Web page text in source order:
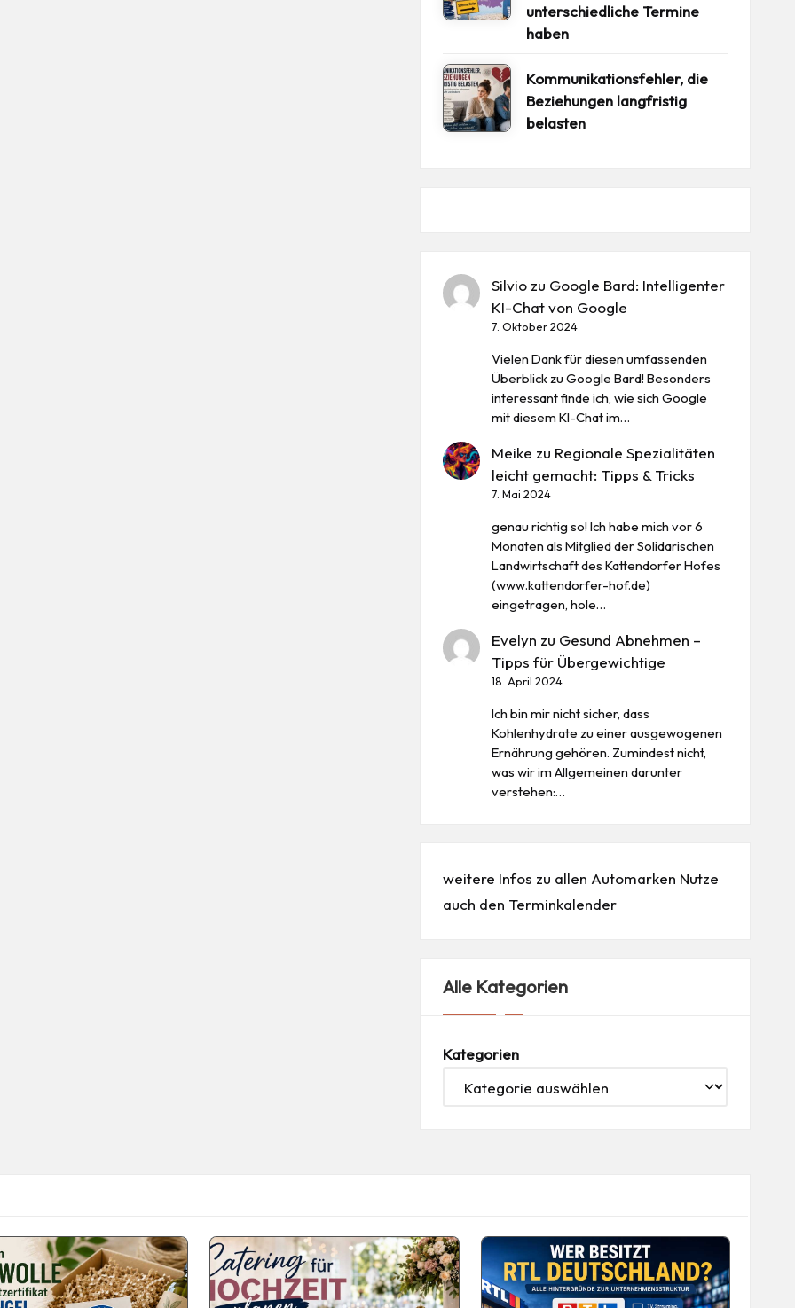
unterschiedliche Termine
haben
Kommunikationsfehler, die
Beziehungen langfristig
belasten
Silvio zu Google Bard: Intelligenter
KI-Chat von Google
7. Oktober 2024
Vielen Dank für diesen umfassenden
Überblick zu Google Bard! Besonders
interessant finde ich, wie sich Google
mit diesem KI-Chat im…
Meike zu Regionale Spezialitäten
leicht gemacht: Tipps & Tricks
7. Mai 2024
genau richtig so! Ich habe mich vor 6
Monaten als Mitglied der Solidarischen
Landwirtschaft des Kattendorfer Hofes
(www.kattendorfer-hof.de)
eingetragen, hole…
Evelyn zu Gesund Abnehmen –
Tipps für Übergewichtige
18. April 2024
Ich bin mir nicht sicher, dass
Kohlenhydrate zu einer ausgewogenen
Ernährung gehören. Zumindest nicht,
was wir im Allgemeinen darunter
verstehen:…
weitere Infos zu allen Automarken Nutze
auch den Terminkalender
Alle Kategorien
Kategorien